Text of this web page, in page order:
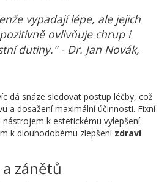
vypadají lépe, ale jejich
ovlivňuje chrup i
dutiny." - Dr. Jan Novák,
dá snáze sledovat postup léčby, což
a dosažení maximální účinnosti. Fixní
k estetickému vylepšení
k dlouhodobému zlepšení zdraví
zánětů